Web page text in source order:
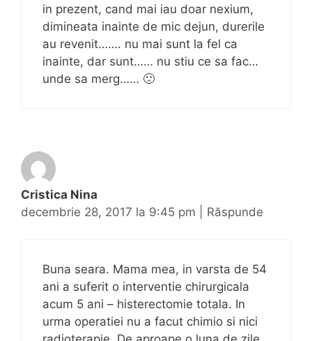
in prezent, cand mai iau doar nexium,
dimineata inainte de mic dejun, durerile
au revenit……. nu mai sunt la fel ca
inainte, dar sunt…… nu stiu ce sa fac…
unde sa merg…… 🙁
Cristica Nina
decembrie 28, 2017 la 9:45 pm
Răspunde
Buna seara. Mama mea, in varsta de 54
ani a suferit o interventie chirurgicala
acum 5 ani – histerectomie totala. In
urma operatiei nu a facut chimio si nici